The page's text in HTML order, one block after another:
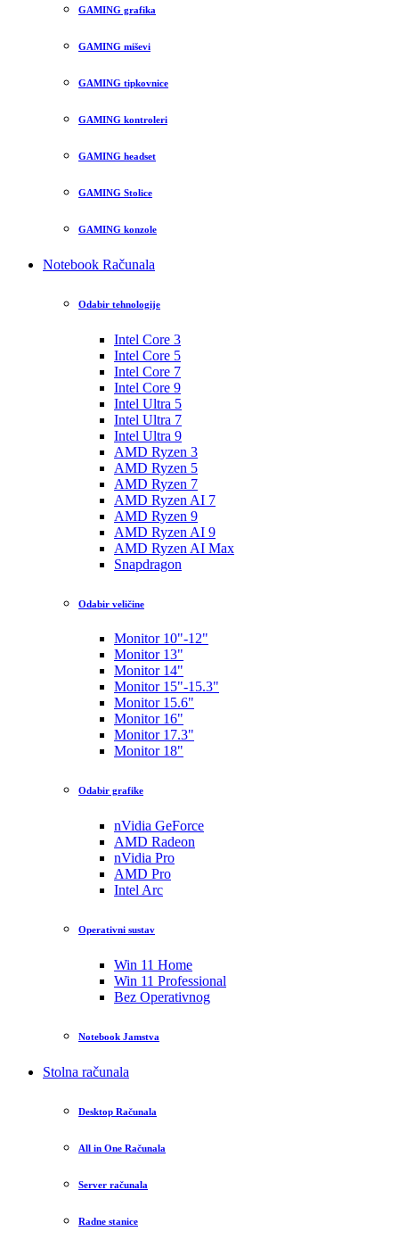
GAMING grafika
GAMING miševi
GAMING tipkovnice
GAMING kontroleri
GAMING headset
GAMING Stolice
GAMING konzole
Notebook Računala
Odabir tehnologije
Intel Core 3
Intel Core 5
Intel Core 7
Intel Core 9
Intel Ultra 5
Intel Ultra 7
Intel Ultra 9
AMD Ryzen 3
AMD Ryzen 5
AMD Ryzen 7
AMD Ryzen AI 7
AMD Ryzen 9
AMD Ryzen AI 9
AMD Ryzen AI Max
Snapdragon
Odabir veličine
Monitor 10"-12"
Monitor 13"
Monitor 14"
Monitor 15"-15.3"
Monitor 15.6"
Monitor 16"
Monitor 17.3"
Monitor 18"
Odabir grafike
nVidia GeForce
AMD Radeon
nVidia Pro
AMD Pro
Intel Arc
Operativni sustav
Win 11 Home
Win 11 Professional
Bez Operativnog
Notebook Jamstva
Stolna računala
Desktop Računala
All in One Računala
Server računala
Radne stanice